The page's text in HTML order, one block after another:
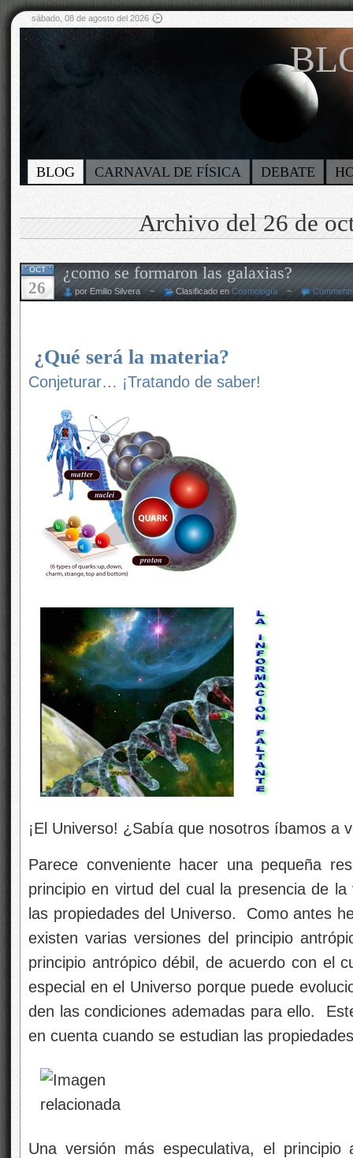
sábado, 08 de agosto del 2026
BLOG CARNAVAL DE FÍSICA DEBATE
Archivo del 26 de
OCT
26
¿como se formaron las galaxias?
por Emilio Silvera ~ Clasificado en Cosmología ~
¿Qué será la materia?
Conjeturar… ¡Tratando de saber!
¡El Universo! ¿Sabía que nosotros íbamos a
Parece conveniente hacer una pequeña
principio en virtud del cual la presencia de
las propiedades del Universo. Como antes
existen varias versiones del principio
principio antrópico débil, de acuerdo con el
especial en el Universo porque puede
den las condiciones ademadas para ello.
en cuenta cuando se estudian las
Una versión más especulativa, el